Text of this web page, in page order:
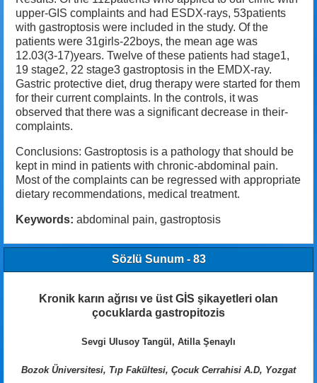
upper-GIS complaints and had ESDX-rays, 53patients
with gastroptosis were included in the study. Of the
patients were 31girls-22boys, the mean age was
12.03(3-17)years. Twelve of these patients had stage1,
19 stage2, 22 stage3 gastroptosis in the EMDX-ray.
Gastric protective diet, drug therapy were started for them
for their current complaints. In the controls, it was
observed that there was a significant decrease in their-
complaints.
Conclusions: Gastroptosis is a pathology that should be
kept in mind in patients with chronic-abdominal pain.
Most of the complaints can be regressed with appropriate
dietary recommendations, medical treatment.
Keywords: abdominal pain, gastroptosis
Sözlü Sunum - 83
Kronik karın ağrısı ve üst GİS şikayetleri olan
çocuklarda gastropitozis
Sevgi Ulusoy Tangül, Atilla Şenaylı
Bozok Üniversitesi, Tıp Fakültesi, Çocuk Cerrahisi A.D, Yozgat